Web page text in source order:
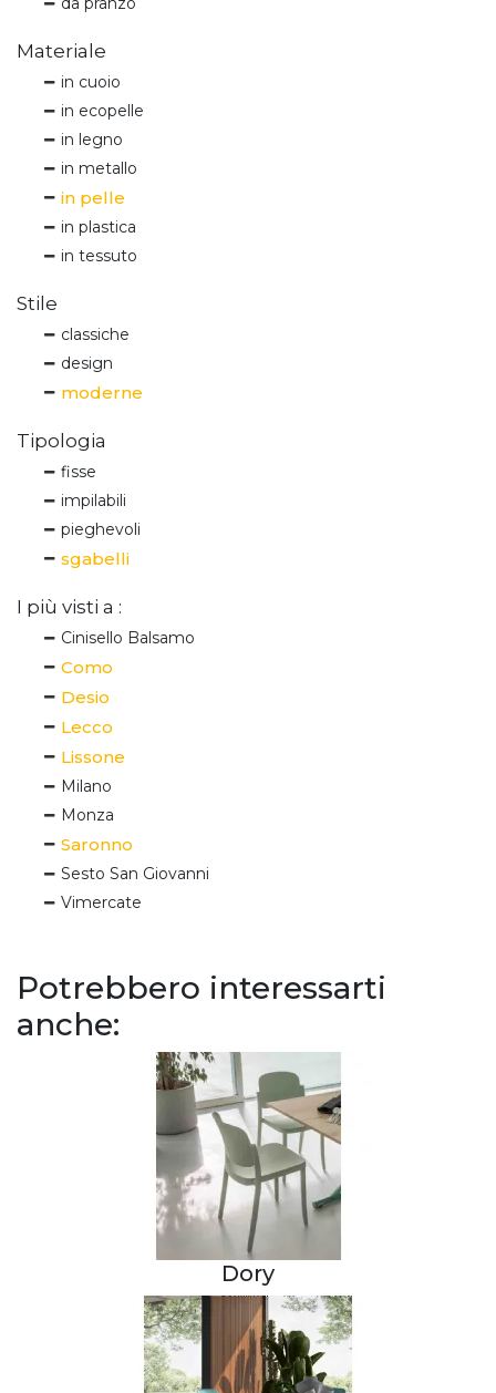
Materiale
in cuoio
in ecopelle
in legno
in metallo
in pelle
in plastica
in tessuto
Stile
classiche
design
moderne
Tipologia
fisse
impilabili
pieghevoli
sgabelli
I più visti a :
Cinisello Balsamo
Como
Desio
Lecco
Lissone
Milano
Monza
Saronno
Sesto San Giovanni
Vimercate
Potrebbero interessarti
anche:
Dory